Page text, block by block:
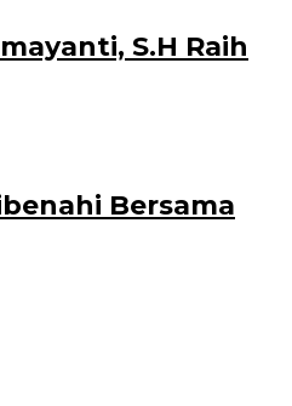
S.H Raih
Bersama